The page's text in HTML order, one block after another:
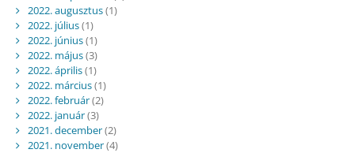
2022. augusztus(1)
2022. július(1)
2022. június(1)
2022. május(3)
2022. április(1)
2022. március(1)
2022. február(2)
2022. január(3)
2021. december(2)
2021. november(4)